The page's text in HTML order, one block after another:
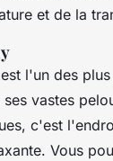
et de la
l'un des
vastes
c'est
Vous